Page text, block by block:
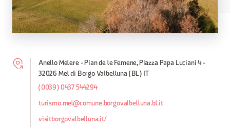
Anello Melere - Pian de le Femene, Piazza Papa Luciani 4 -
32026 Mel di Borgo Valbelluna (BL) IT
(0039) 0437 544294
turismo.mel@comune.borgovalbelluna.bl.it
visitborgovalbelluna.it/